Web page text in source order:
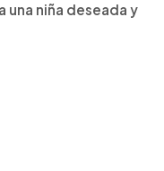
una niña deseada y